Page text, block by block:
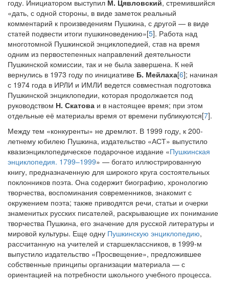
году. Инициатором выступил М. Цявловский, стремившийся
«дать, с одной стороны, в виде заметок реальный
комментарий к произведениям Пушкина, с другой — в виде
статей подвести итоги пушкиноведению»[5]. Работа над
многотомной Пушкинской энциклопедией, став на время
одним из первостепенных направлений деятельности
Пушкинской комиссии, так и не была завершена. К ней
вернулись в 1973 году по инициативе Б. Мейлаха[6]; начиная
с 1974 года в ИРЛИ и ИМЛИ ведется совместная подготовка
Пушкинской энциклопедии, которая продолжается под
руководством Н. Скатова и в настоящее время; при этом
отдельные её материалы время от времени публикуются[7].
Между тем «конкуренты» не дремлют. В 1999 году, к 200-
летнему юбилею Пушкина, издательство «АСТ» выпустило
квазиэнциклопедическое подарочное издание «Пушкинская
энциклопедия. 1799–1999» — богато иллюстрированную
книгу, предназначенную для широкого круга состоятельных
поклонников поэта. Она содержит биографию, хронологию
творчества, воспоминания современников, знакомит с
окружением поэта; также приводятся речи, статьи и очерки
знаменитых русских писателей, раскрывающие их понимание
творчества Пушкина, его значение для русской литературы и
мировой культуры. Еще одну Пушкинскую энциклопедию,
рассчитанную на учителей и старшеклассников, в 1999-м
выпустило издательство «Просвещение», предложившее
собственные принципы организации материала — с
ориентацией на потребности школьного учебного процесса.